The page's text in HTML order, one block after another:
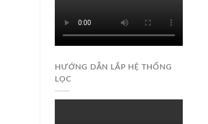
HƯỚNG DẪN LẮP HỆ THỐNG
LỌC